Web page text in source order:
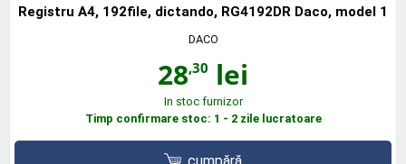
Registru A4, 192file, dictando, RG4192DR Daco, model 1
DACO
28,30 lei
In stoc furnizor
Timp confirmare stoc: 1 - 2 zile lucratoare